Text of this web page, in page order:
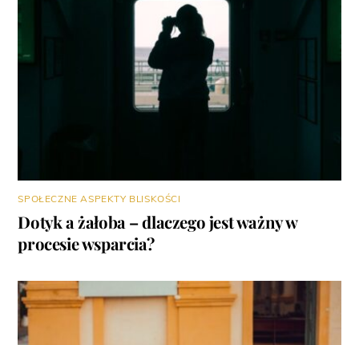
SPOŁECZNE ASPEKTY BLISKOŚCI
Dotyk a żałoba – dlaczego jest ważny w
procesie wsparcia?